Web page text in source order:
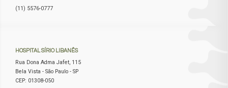
(11) 5576-0777
HOSPITALSÍRIO LIBANÊS
Rua Dona Adma Jafet, 115
Bela Vista - São Paulo - SP
CEP: 01308-050